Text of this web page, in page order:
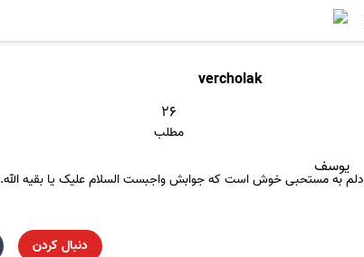
vercholak
۲۶
مطلب
یوسف
دلم به مستحبی خوش است که جوابش واجبست السلام علیک یا بقیه الله.
دنبال کردن